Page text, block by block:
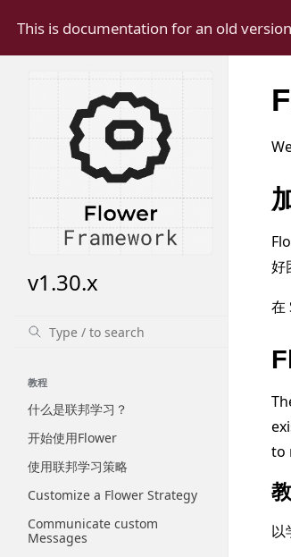
This is documentation for an old
v1.30.x
教程
什么是联邦学习？
开始使用Flower
使用联邦学习策略
Customize a Flower Strategy
Communicate custom
Messages
好
在
to
以